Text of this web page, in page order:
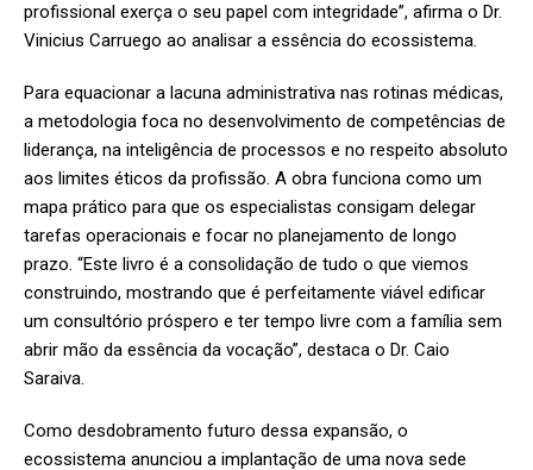
profissional exerça o seu papel com integridade”, afirma o Dr.
Vinicius Carruego ao analisar a essência do ecossistema.
Para equacionar a lacuna administrativa nas rotinas médicas,
a metodologia foca no desenvolvimento de competências de
liderança, na inteligência de processos e no respeito absoluto
aos limites éticos da profissão. A obra funciona como um
mapa prático para que os especialistas consigam delegar
tarefas operacionais e focar no planejamento de longo
prazo. “Este livro é a consolidação de tudo o que viemos
construindo, mostrando que é perfeitamente viável edificar
um consultório próspero e ter tempo livre com a família sem
abrir mão da essência da vocação”, destaca o Dr. Caio
Saraiva.
Como desdobramento futuro dessa expansão, o
ecossistema anunciou a implantação de uma nova sede